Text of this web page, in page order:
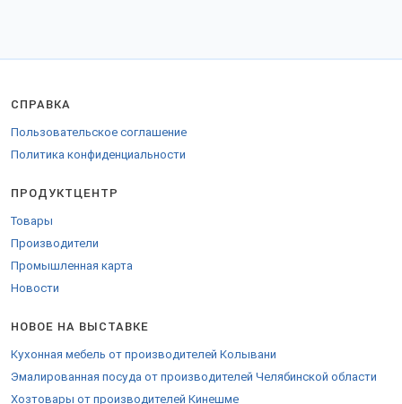
СПРАВКА
Пользовательское соглашение
Политика конфиденциальности
ПРОДУКТЦЕНТР
Товары
Производители
Промышленная карта
Новости
НОВОЕ НА ВЫСТАВКЕ
Кухонная мебель от производителей Колывани
Эмалированная посуда от производителей Челябинской области
Хозтовары от производителей Кинешме